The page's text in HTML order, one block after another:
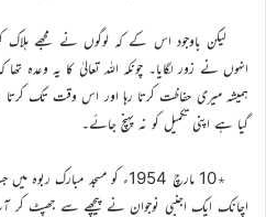
لیکن باوجود اس کے کہ لوگوں نے مجھے
انہوں نے زور لگایا۔ چونکہ اللہ تعالیٰ کا یہ وعدہ
ہمیشہ میری حفاظت کرتا رہا اور اس وقت تک
گیا ہے اپنی تکمیل کو نہ پہنچ جائے۔
٭10 مارچ 1954ء کو مسجد
اچانک ایک اجنبی نوجوان نے پیچھے سے جھپٹ کر آپ